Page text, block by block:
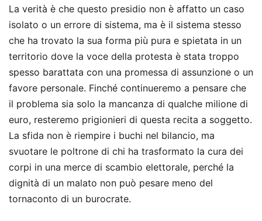
La verità è che questo presidio non è affatto un caso
isolato o un errore di sistema, ma è il sistema stesso
che ha trovato la sua forma più pura e spietata in un
territorio dove la voce della protesta è stata troppo
spesso barattata con una promessa di assunzione o un
favore personale. Finché continueremo a pensare che
il problema sia solo la mancanza di qualche milione di
euro, resteremo prigionieri di questa recita a soggetto.
La sfida non è riempire i buchi nel bilancio, ma
svuotare le poltrone di chi ha trasformato la cura dei
corpi in una merce di scambio elettorale, perché la
dignità di un malato non può pesare meno del
tornaconto di un burocrate.